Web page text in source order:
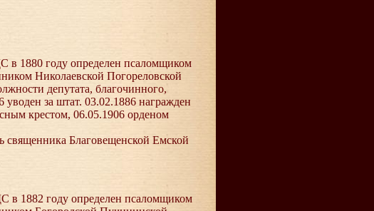
в 1880 году определен псаломщиком
Николаевской Погореловской
депутата, благочинного,
уводен за штат. 03.02.1886 награжден
крестом, 06.05.1906 орденом
священника Благовещенской Емской
в 1882 году определен псаломщиком